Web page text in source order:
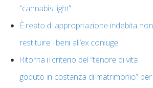
“cannabis light”
È reato di appropriazione indebita non
restituire i beni all’ex coniuge
Ritorna il criterio del “tenore di vita
goduto in costanza di matrimonio” per